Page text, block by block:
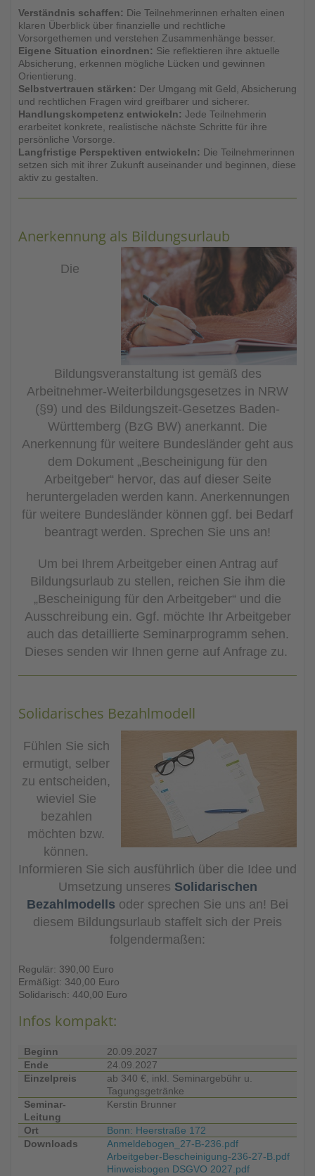
Verständnis schaffen: Die Teilnehmerinnen erhalten einen
klaren Überblick über finanzielle und rechtliche
Vorsorgethemen und verstehen Zusammenhänge besser.
Eigene Situation einordnen: Sie reflektieren ihre aktuelle
Absicherung, erkennen mögliche Lücken und gewinnen
Orientierung.
Selbstvertrauen stärken: Der Umgang mit Geld, Absicherung
und rechtlichen Fragen wird greifbarer und sicherer.
Handlungskompetenz entwickeln: Jede Teilnehmerin
erarbeitet konkrete, realistische nächste Schritte für ihre
persönliche Vorsorge.
Langfristige Perspektiven entwickeln: Die Teilnehmerinnen
setzen sich mit ihrer Zukunft auseinander und beginnen, diese
aktiv zu gestalten.
Anerkennung als Bildungsurlaub
Die
Bildungsveranstaltung ist gemäß des
Arbeitnehmer-Weiterbildungsgesetzes in NRW
(§9) und des Bildungszeit-Gesetzes Baden-
Württemberg (BzG BW) anerkannt. Die
Anerkennung für weitere Bundesländer geht aus
dem Dokument „Bescheinigung für den
Arbeitgeber“ hervor, das auf dieser Seite
heruntergeladen werden kann. Anerkennungen
für weitere Bundesländer können ggf. bei Bedarf
beantragt werden. Sprechen Sie uns an!
Um bei Ihrem Arbeitgeber einen Antrag auf
Bildungsurlaub zu stellen, reichen Sie ihm die
„Bescheinigung für den Arbeitgeber“ und die
Ausschreibung ein. Ggf. möchte Ihr Arbeitgeber
auch das detaillierte Seminarprogramm sehen.
Dieses senden wir Ihnen gerne auf Anfrage zu.
Solidarisches Bezahlmodell
Fühlen Sie sich
ermutigt, selber
zu entscheiden,
wieviel Sie
bezahlen
möchten bzw.
können.
Informieren Sie sich ausführlich über die Idee und
Umsetzung unseres Solidarischen
Bezahlmodells oder sprechen Sie uns an! Bei
diesem Bildungsurlaub staffelt sich der Preis
folgendermaßen:
Regulär: 390,00 Euro
Ermäßigt: 340,00 Euro
Solidarisch: 440,00 Euro
Infos kompakt:
Beginn
20.09.2027
Ende
24.09.2027
Einzelpreis
ab 340 €, inkl. Seminargebühr u.
Tagungsgetränke
Seminar-
Leitung
Kerstin Brunner
Ort
Bonn: Heerstraße 172
Downloads
Anmeldebogen_27-B-236.pdf
Arbeitgeber-Bescheinigung-236-27-B.pdf
Hinweisbogen DSGVO 2027.pdf